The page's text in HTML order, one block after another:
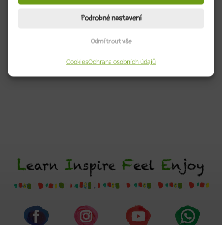
Odmítnout vše
Podrobné nastavení
CookiesOchrana osobních údajů
Pomozte nám a sdílejte naší akci